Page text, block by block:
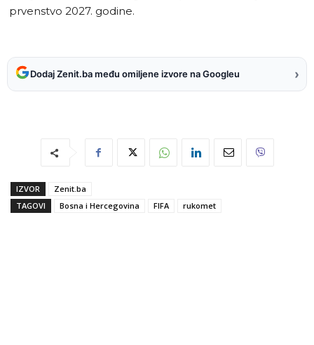
prvenstvo 2027. godine.
Dodaj Zenit.ba među omiljene izvore na Googleu ›
IZVOR
Zenit.ba
TAGOVI
Bosna i Hercegovina FIFA rukomet